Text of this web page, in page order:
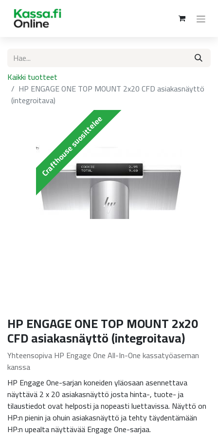
Kaikki tuotteet
HP ENGAGE ONE TOP MOUNT 2x20 CFD asiakasnäyttö
(integroitava)
Crafthouse suosittelee
HP ENGAGE ONE TOP MOUNT 2x20
CFD asiakasnäyttö (integroitava)
Yhteensopiva HP Engage One All-In-One kassatyöaseman
kanssa
HP Engage One-sarjan koneiden yläosaan asennettava
näyttävä 2 x 20 asiakasnäyttö josta hinta-, tuote- ja
tilaustiedot ovat helposti ja nopeasti luettavissa. Näyttö on
HP:n pienin ja ohuin asiakasnäyttö ja tehty täydentämään
HP:n upealta näyttävää Engage One-sarjaa.